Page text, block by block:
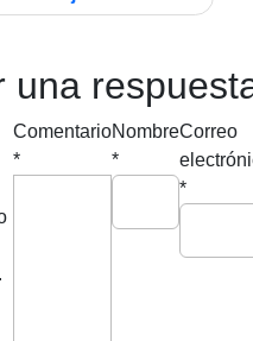
una
Comentario
*
Nombre
*
Correo
*